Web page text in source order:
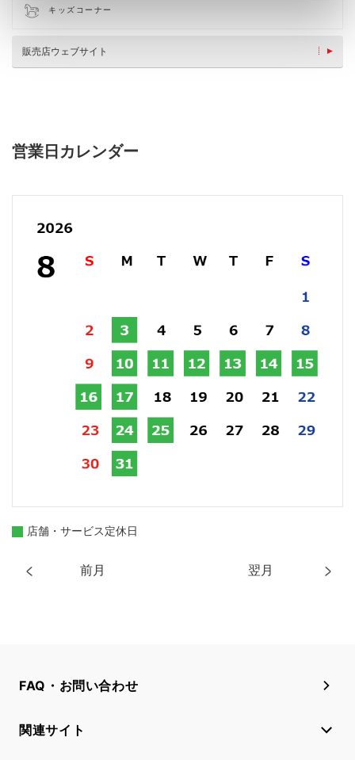
キッズコーナー
販売店ウェブサイト
営業日カレンダー
前月 翌月
店舗・サービス定休日
FAQ・お問い合わせ
関連サイト